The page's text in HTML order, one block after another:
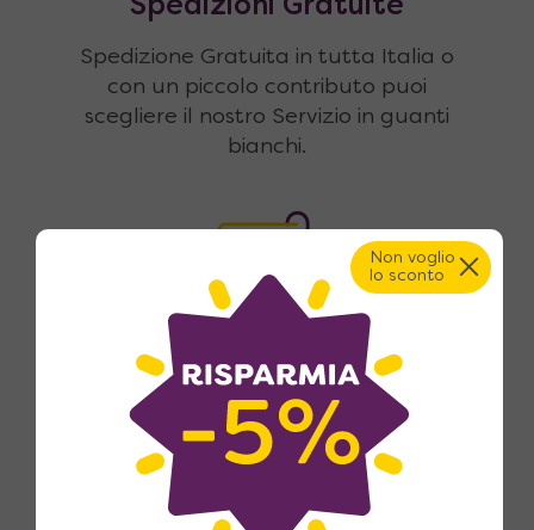
Spedizioni Gratuite
Spedizione Gratuita in tutta Italia o
con un piccolo contributo puoi
scegliere il nostro Servizio in guanti
bianchi.
Pagamenti sicuri e fino a 18
rate
Pagamento con carte di credito,
bonifico bancario, con acconto
anticipato all'ordine e saldo pochi
giorni prima della consegna, oppure
Non voglio
lo sconto